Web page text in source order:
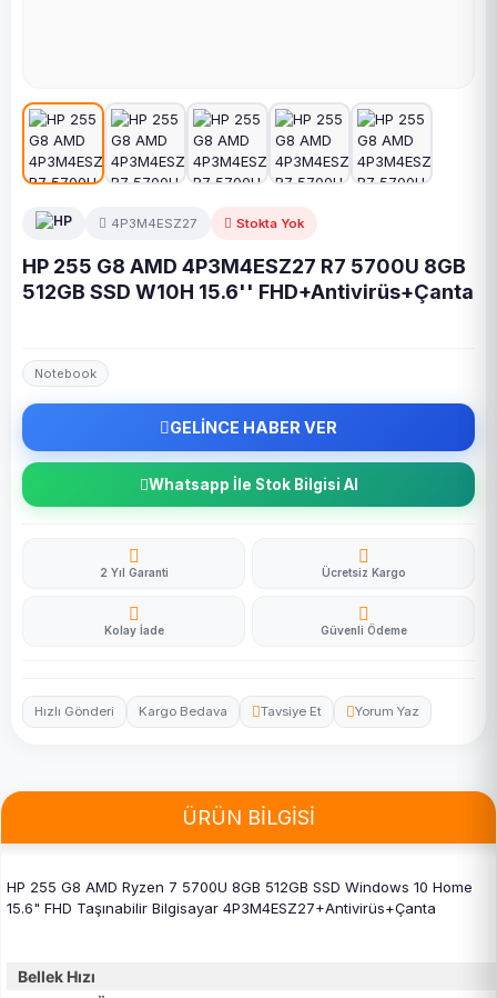
4P3M4ESZ27 Stokta Yok
HP 255 G8 AMD 4P3M4ESZ27 R7 5700U 8GB
512GB SSD W10H 15.6'' FHD+Antivirüs+Çanta
Notebook
GELİNCE HABER VER
Whatsapp İle Stok Bilgisi Al
2 Yıl Garanti Ücretsiz Kargo
Kolay İade Güvenli Ödeme
Hızlı Gönderi Kargo Bedava Tavsiye Et Yorum Yaz
ÜRÜN BİLGİSİ
HP 255 G8 AMD Ryzen 7 5700U 8GB 512GB SSD Windows 10 Home
15.6" FHD Taşınabilir Bilgisayar 4P3M4ESZ27+Antivirüs+Çanta
Bellek Hızı